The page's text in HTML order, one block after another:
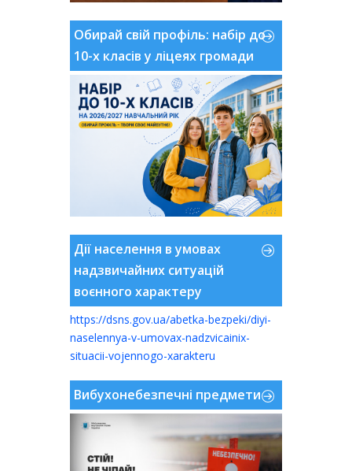
Обирай свій профіль: набір до
10-х класів у ліцеях громади
Дії населення в умовах
надзвичайних ситуацій
воєнного характеру
https://dsns.gov.ua/abetka-bezpeki/diyi-
naselennya-v-umovax-nadzvicainix-
situacii-vojennogo-xarakteru
Вибухонебезпечні предмети